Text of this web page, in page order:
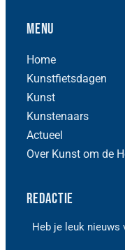
Menu
Home
Kunstfietsdagen
Kunst
Kunstenaars
Actueel
Over Kunst om de
Redactie
Heb je leuk nieuws